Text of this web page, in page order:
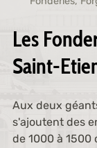
Les
Saint-
Aux deux
s'ajoutent des
de 1000 à 1500